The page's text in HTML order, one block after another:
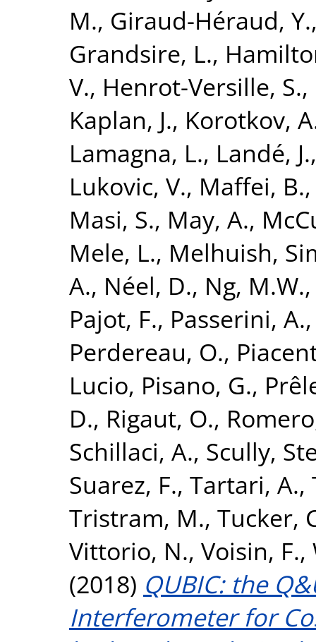
M., Giraud-Héraud, Y.
Grandsire, L.,
V., Henrot-Versille, S.,
Kaplan, J., Korotkov,
Lamagna, L., Landé, J.
Lukovic, V., Maffei, B.
Masi, S., May, A.,
Mele, L., Melhuish,
A., Néel, D., Ng, M.W.
Pajot, F., Passerini, A.
Perdereau, O.,
Lucio, Pisano, G.,
D., Rigaut, O.,
Schillaci, A., Scully,
Suarez, F., Tartari, A.,
Tristram, M., Tucker,
Vittorio, N., Voisin, F.,
(2018) QUBIC: the
Interferometer for